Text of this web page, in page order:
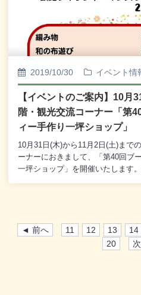
てお知らせいたします。 今年も
からお待ち申し上げております。
2019/10/30 イベント情
【イベントのご案内】10
階・観光交流コーナー「第
ィー手作り一坪ショップ」
10月31日(木)から11月2日(土)まで
ーナーにおきまして、「第40回ブ
一坪ショップ」を開催いたします
◄ 前へ 11 12 13 14
20